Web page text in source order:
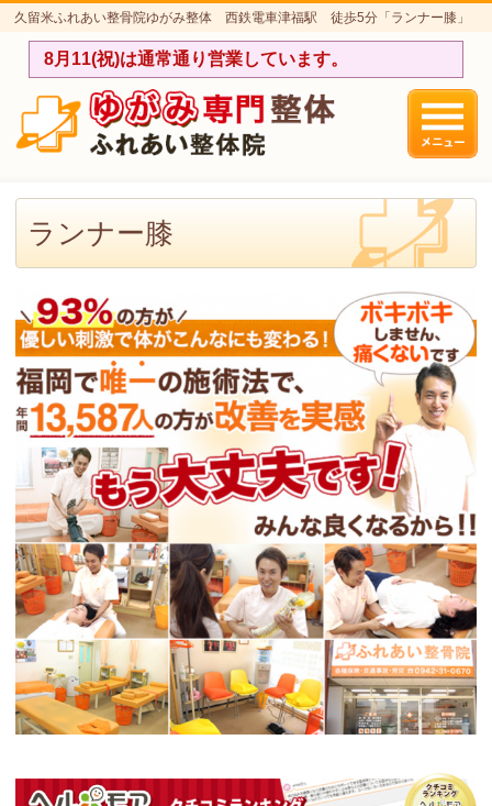
久留米ふれあい整骨院ゆがみ整体 西鉄電車津福駅 徒歩5分「ランナー膝」
8月11(祝)は通常通り営業しています。
ランナー膝